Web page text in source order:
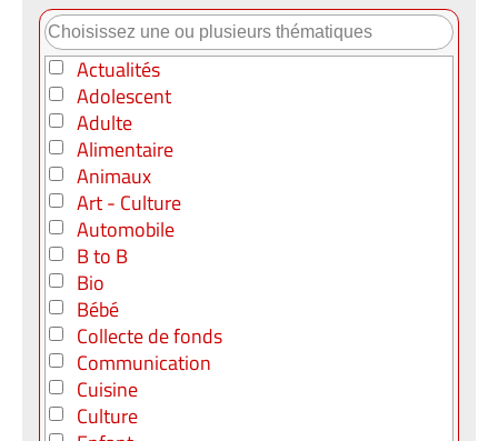
Actualités
Adolescent
Adulte
Alimentaire
Animaux
Art - Culture
Automobile
B to B
Bio
Bébé
Collecte de fonds
Communication
Cuisine
Culture